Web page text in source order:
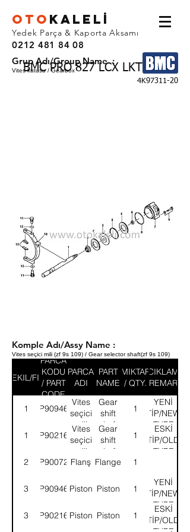
OTO KALEL İ
Yedek Parça & Kaporta Aksamı
0212 481 84 08
BMC PRO 827 LCX LKT YHF
Grup Adı/Group Name :
Vites kutusu / Gearbox
4K97311-20
Komple Adı/Assy Name :
Vites seçici mili (zf 9s 109) / Gear selector shaft(zf 9s 109)
SEKIL/FIG
PARCA
KODU
/ PART
CODE
PARCA
ADI
PART
NAME
MIKTAR
/ QTY.
ACIKLAMA
/ REMARK
1 9P909461
Vites
seçici
mili
Gear
shift
shaft
1
YENİ
TİP/NEW
TYPE
1
9P902166
Vites
seçici
mili
Gear
shift
shaft
1
ESKİ
TİP/OLD
TYPE
2
9P900726Flanş Flange 1
3 9P909462Piston Piston 1
YENİ
TİP/NEW
TYPE
3
9P902167Piston Piston 1
ESKİ
TİP/OLD